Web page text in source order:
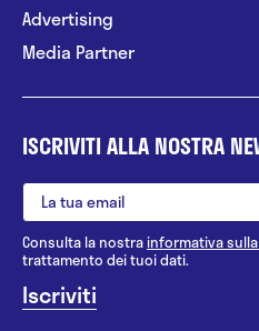
Advertising
Media Partner
ISCRIVITI ALLA NOSTRA
Consulta la nostrainformativa
trattamento dei tuoi dati.